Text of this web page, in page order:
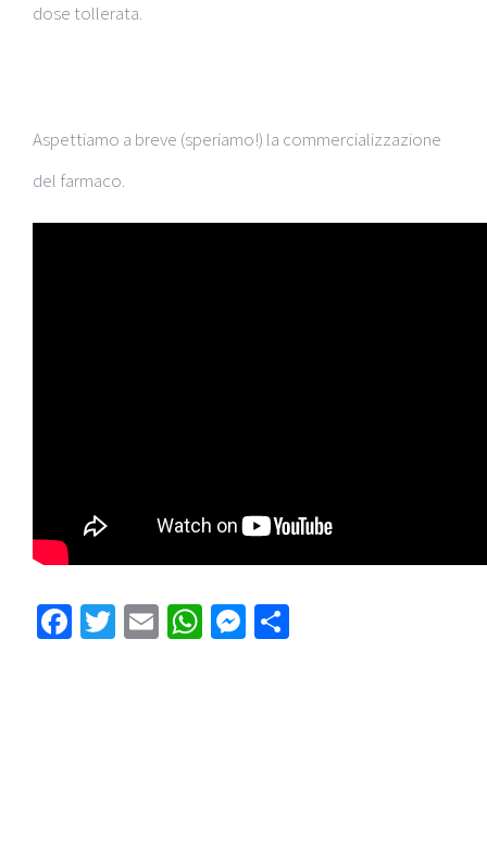
dose tollerata.
Aspettiamo a breve (speriamo!) la commercializzazione
del farmaco.
Facebook
Twitter
EmailWhatsApp
Messenger